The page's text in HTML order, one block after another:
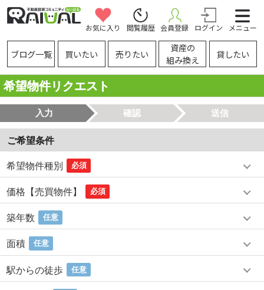
お気に入り 閲覧履歴 会員登録 ログイン メニュー
ブログ一覧 買いたい 売りたい
資産の
組み換え
貸したい
希望物件リクエスト
入力 確認 送信
ご希望条件
希望物件種別 必須
価格【売買物件】 必須
築年数 任意
面積 任意
駅からの徒歩 任意